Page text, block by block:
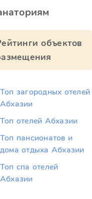
объектов
Топ загородных отелей
Абхазии
Топ отелей Абхазии
Топ пансионатов и
дома отдыха Абхазии
Топ спа отелей
Абхазии